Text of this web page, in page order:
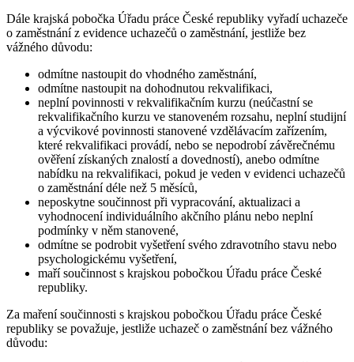
Dále krajská pobočka Úřadu práce České republiky vyřadí uchazeče
o zaměstnání z evidence uchazečů o zaměstnání, jestliže bez
vážného důvodu:
odmítne nastoupit do vhodného zaměstnání,
odmítne nastoupit na dohodnutou rekvalifikaci,
neplní povinnosti v rekvalifikačním kurzu (neúčastní se
rekvalifikačního kurzu ve stanoveném rozsahu, neplní studijní
a výcvikové povinnosti stanovené vzdělávacím zařízením,
které rekvalifikaci provádí, nebo se nepodrobí závěrečnému
ověření získaných znalostí a dovedností), anebo odmítne
nabídku na rekvalifikaci, pokud je veden v evidenci uchazečů
o zaměstnání déle než 5 měsíců,
neposkytne součinnost při vypracování, aktualizaci a
vyhodnocení individuálního akčního plánu nebo neplní
podmínky v něm stanovené,
odmítne se podrobit vyšetření svého zdravotního stavu nebo
psychologickému vyšetření,
maří součinnost s krajskou pobočkou Úřadu práce České
republiky.
Za maření součinnosti s krajskou pobočkou Úřadu práce České
republiky se považuje, jestliže uchazeč o zaměstnání bez vážného
důvodu: